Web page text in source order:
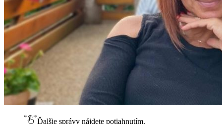
Ďalšie správy nájdete potiahnutím.